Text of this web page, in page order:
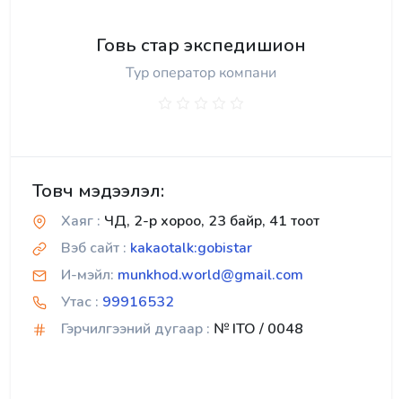
Говь стар экспедишион
Тур оператор компани
Товч мэдээлэл:
Хаяг : ЧД, 2-р хороо, 23 байр, 41 тоот
Вэб сайт : kakaotalk:gobistar
И-мэйл: munkhod.world@gmail.com
Утас : 99916532
Гэрчилгээний дугаар : № ITO / 0048